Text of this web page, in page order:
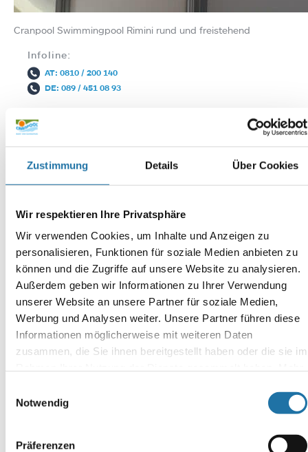
Zustimmung Details Über Cookies
Wir respektieren Ihre Privatsphäre
Wir verwenden Cookies, um Inhalte und Anzeigen zu
personalisieren, Funktionen für soziale Medien anbieten zu
können und die Zugriffe auf unsere Website zu analysieren.
Außerdem geben wir Informationen zu Ihrer Verwendung
unserer Website an unsere Partner für soziale Medien,
Werbung und Analysen weiter. Unsere Partner führen diese
Informationen möglicherweise mit weiteren Daten
zusammen, die Sie ihnen bereitgestellt haben oder die sie im
Notwendig
Präferenzen
Cranpool Swimmingpool Rimini rund und freistehend
Infoline:
AT: 0810 / 200 140
DE: 089 / 451 08 93
Autor:
Anna Hirn
SCHREIBE EINEN KOMMENTAR
Deine E-Mail-Adresse wird nicht veröffentlicht. Erforderliche
Felder sind mit *markiert
Kommentar*